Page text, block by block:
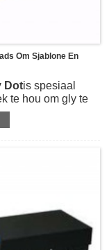
Om Sjablone En
Dotis spesiaal
te hou om gly te
word, sodat
reguit lyne
of sjablone
wanneer